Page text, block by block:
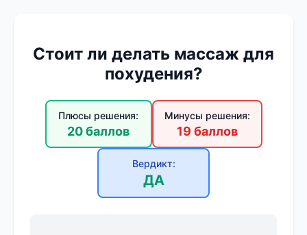
Стоит ли делать массаж для
похудения?
Плюсы решения:
20 баллов
Минусы решения:
19 баллов
Вердикт:
ДА